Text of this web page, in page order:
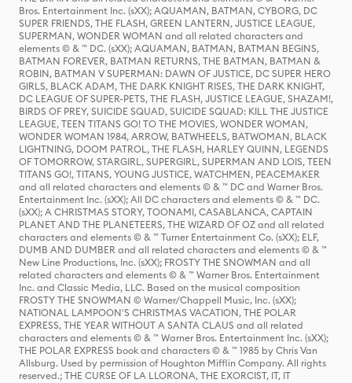
Bros. Entertainment Inc. (sXX); AQUAMAN, BATMAN, CYBORG, DC
SUPER FRIENDS, THE FLASH, GREEN LANTERN, JUSTICE LEAGUE,
SUPERMAN, WONDER WOMAN and all related characters and
elements © & ™ DC. (sXX); AQUAMAN, BATMAN, BATMAN BEGINS,
BATMAN FOREVER, BATMAN RETURNS, THE BATMAN, BATMAN &
ROBIN, BATMAN V SUPERMAN: DAWN OF JUSTICE, DC SUPER HERO
GIRLS, BLACK ADAM, THE DARK KNIGHT RISES, THE DARK KNIGHT,
DC LEAGUE OF SUPER-PETS, THE FLASH, JUSTICE LEAGUE, SHAZAM!,
BIRDS OF PREY, SUICIDE SQUAD, SUICIDE SQUAD: KILL THE JUSTICE
LEAGUE, TEEN TITANS GO! TO THE MOVIES, WONDER WOMAN,
WONDER WOMAN 1984, ARROW, BATWHEELS, BATWOMAN, BLACK
LIGHTNING, DOOM PATROL, THE FLASH, HARLEY QUINN, LEGENDS
OF TOMORROW, STARGIRL, SUPERGIRL, SUPERMAN AND LOIS, TEEN
TITANS GO!, TITANS, YOUNG JUSTICE, WATCHMEN, PEACEMAKER
and all related characters and elements © & ™ DC and Warner Bros.
Entertainment Inc. (sXX); All DC characters and elements © & ™ DC.
(sXX); A CHRISTMAS STORY, TOONAMI, CASABLANCA, CAPTAIN
PLANET AND THE PLANETEERS, THE WIZARD OF OZ and all related
characters and elements © & ™ Turner Entertainment Co. (sXX); ELF,
DUMB AND DUMBER and all related characters and elements © & ™
New Line Productions, Inc. (sXX); FROSTY THE SNOWMAN and all
related characters and elements © & ™ Warner Bros. Entertainment
Inc. and Classic Media, LLC. Based on the musical composition
FROSTY THE SNOWMAN © Warner/Chappell Music, Inc. (sXX);
NATIONAL LAMPOON'S CHRISTMAS VACATION, THE POLAR
EXPRESS, THE YEAR WITHOUT A SANTA CLAUS and all related
characters and elements © & ™ Warner Bros. Entertainment Inc. (sXX);
THE POLAR EXPRESS book and characters © & ™ 1985 by Chris Van
Allsburg. Used by permission of Houghton Mifflin Company. All rights
reserved.; THE CURSE OF LA LLORONA, THE EXORCIST, IT, IT